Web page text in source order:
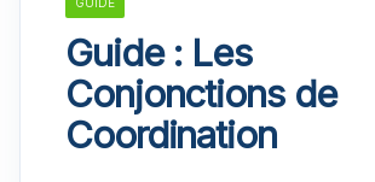
Guide : Les
Conjonctions de
Coordination